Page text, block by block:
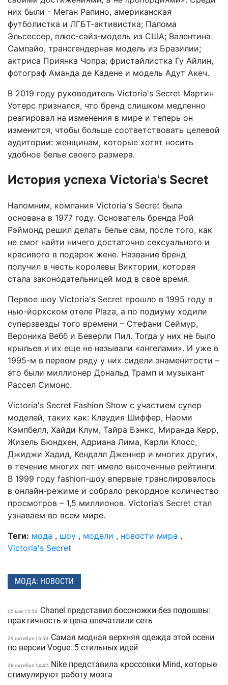
них были - Меган Рапино, американская
футболистка и ЛГБТ-активистка; Палома
Эльсессер, плюс-сайз-модель из США; Валентина
Сампайо, трансгендерная модель из Бразилии;
актриса Приянка Чопра; фристайлистка Гу Айлин,
фотограф Аманда де Кадене и модель Адут Акеч.
В 2019 году руководитель Victoria's Secret Мартин
Уотерс признался, что бренд слишком медленно
реагировал на изменения в мире и теперь он
изменится, чтобы больше соответствовать целевой
аудитории: женщинам, которые хотят носить
удобное белье своего размера.
История успеха Victoria's Secret
Напомним, компания Victoria's Secret была
основана в 1977 году. Основатель бренда Рой
Рэймонд решил делать белье сам, после того, как
не смог найти ничего достаточно сексуального и
красивого в подарок жене. Название бренд
получил в честь королевы Виктории, которая
стала законодательницей мод в свое время.
Первое шоу Victoria's Secret прошло в 1995 году в
нью-йоркском отеле Plaza, а по подиуму ходили
суперзвезды того времени – Стефани Сеймур,
Вероника Вебб и Беверли Пил. Тогда у них не было
крыльев и их еще не называли «ангелами». И уже в
1995-м в первом ряду у них сидели знаменитости –
это были миллионер Дональд Трамп и музыкант
Рассел Симонс.
Victoria's Secret Fashion Show с участием супер
моделей, таких как: Клаудия Шиффер, Наоми
Кэмпбелл, Хайди Клум, Тайра Бэнкс, Миранда Керр,
Жизель Бюндхен, Адриана Лима, Карли Клосс,
Джиджи Хадид, Кендалл Дженнер и многих других,
в течение многих лет имело высоченные рейтинги.
В 1999 году fashion-шоу впервые транслировалось
в онлайн-режиме и собрало рекордное количество
просмотров – 1,5 миллионов. Victoria’s Secret стал
узнаваем во всем мире.
Теги: мода , шоу , модели , новости мира ,
Victoria's Secret
МОДА: НОВОСТИ
05 мая 15:53
Chanel представил босоножки без подошвы:
практичность и цена впечатлили сеть
29 октября 16:50
Самая модная верхняя одежда этой осени
по версии Vogue: 5 стильных идей
28 октября 14:42
Nike представила кроссовки Mind, которые
стимулируют работу мозга